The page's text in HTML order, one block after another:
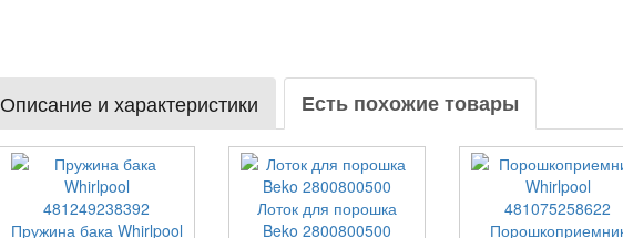
Описание и характеристики Есть похожие товары
Пружина бака Whirlpool
Лоток для порошка
Beko 2800800500